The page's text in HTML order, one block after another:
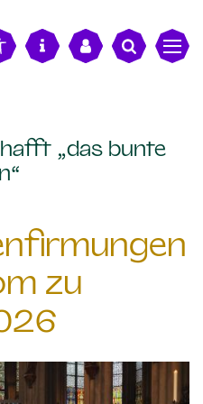
„das bunte
zu